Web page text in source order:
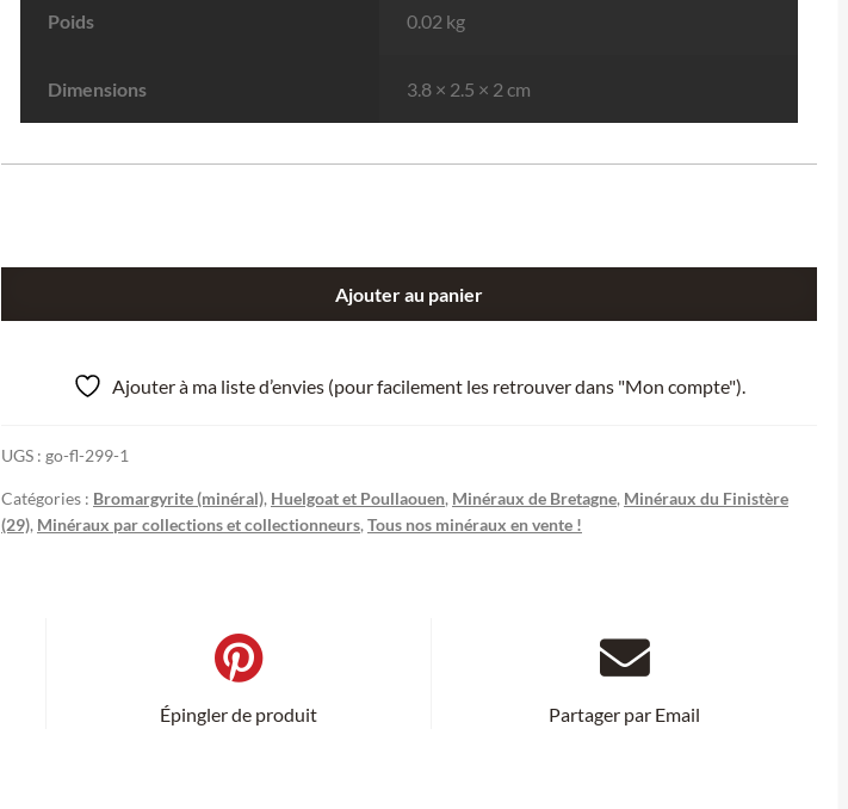
Poids 0.02 kg
Dimensions 3.8 × 2.5 × 2 cm
(Bromargyrite),
Bretagne.
Ajouter au panier
Ajouter à ma liste d’envies (pour facilement les retrouver dans "Mon compte").
UGS : go-fl-299-1
Catégories : Bromargyrite (minéral), Huelgoat et Poullaouen, Minéraux de Bretagne, Minéraux du Finistère
(29), Minéraux par collections et collectionneurs, Tous nos minéraux en vente !
Épingler de produit Partager par Email